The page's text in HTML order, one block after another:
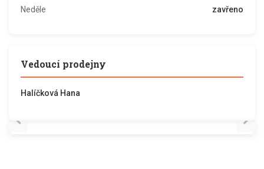
Neděle zavřeno
Vedoucí prodejny
Halíčková Hana